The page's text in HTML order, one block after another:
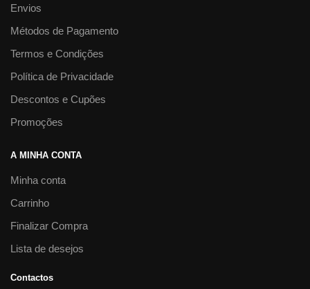
Envios
Métodos de Pagamento
Termos e Condições
Política de Privacidade
Descontos e Cupões
Promoções
A MINHA CONTA
Minha conta
Carrinho
Finalizar Compra
Lista de desejos
Contactos